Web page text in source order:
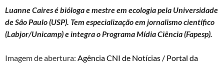
Luanne Caires é bióloga e mestre em ecologia pela Universidade
de São Paulo (USP). Tem especialização em jornalismo científico
(Labjor/Unicamp) e integra o Programa Mídia Ciência (Fapesp).
Imagem de abertura: Agência CNI de Notícias / Portal da